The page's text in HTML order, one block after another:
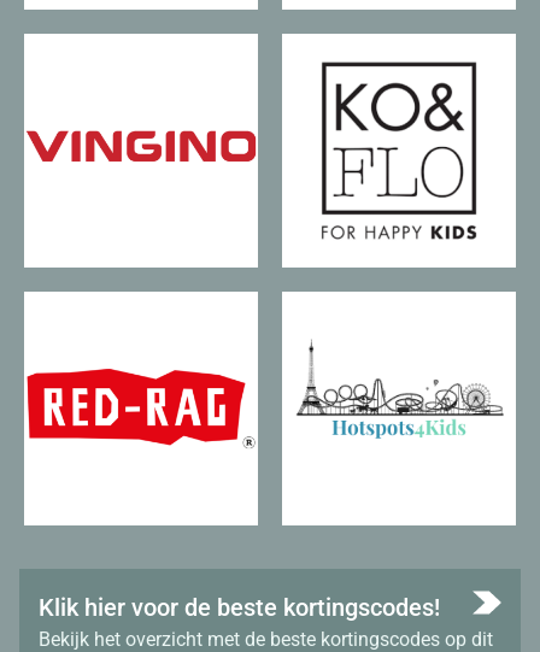
Klik hier voor de beste kortingscodes!
Bekijk het overzicht met de beste kortingscodes op dit